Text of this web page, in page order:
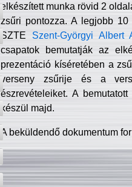
elkészített munka rövid 2
zsűri pontozza. A legjobb
SZTE Szent-Györgyi Albert
csapatok bemutatják az
prezentáció kíséretében a
verseny zsűrije és a
észrevételeiket. A
készül majd.
A beküldendő dokumentum